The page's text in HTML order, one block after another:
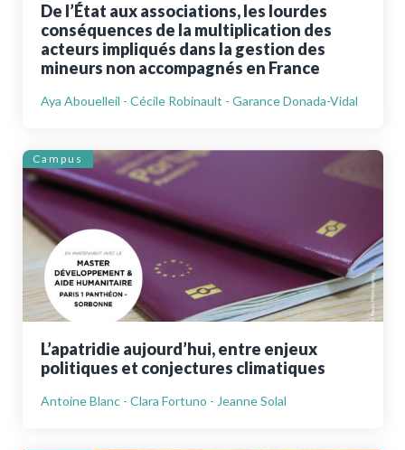
De l’État aux associations, les lourdes
conséquences de la multiplication des
acteurs impliqués dans la gestion des
mineurs non accompagnés en France
Aya Abouelleil - Cécile Robinault - Garance Donada-Vidal
Campus
L’apatridie aujourd’hui, entre enjeux
politiques et conjectures climatiques
Antoine Blanc - Clara Fortuno - Jeanne Solal